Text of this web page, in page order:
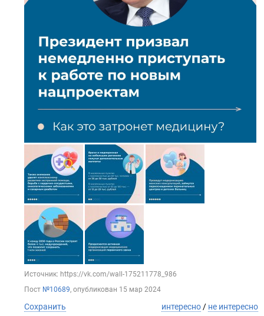
Источник: https://vk.com/wall-175211778_986
Пост №10689, опубликован 15 мар 2024
Сохранить интересно / не интересно